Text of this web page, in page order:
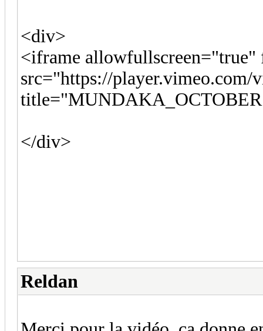
<div>
<iframe
src="https://player.vimeo.com/
</div>
Reldan